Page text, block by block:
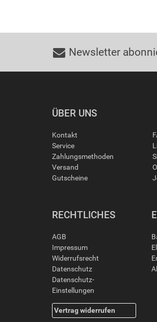
Newsletter
ÜBER UNS
Kontakt
Service
Zahlungsmethoden
Versand
Gutscheine
RECHTLICHES
AGB
Impressum
Widerrufsrecht
Datenschutz
Datenschutz-
Einstellungen
Vertrag widerrufen